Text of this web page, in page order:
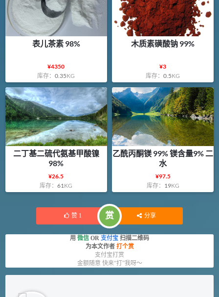
表儿茶素 98%
¥4350
库存：0.35KG
木质素磺酸钠 99%
¥3
库存：0.5KG
二丁基二硫代氨基甲酸镍
98%
¥26.5
库存：61KG
乙酰丙酮镁 99% 镁含量9% 二
水
¥97.5
库存： 19KG
赞 1 赏 分享
用 微信 OR 支付宝 扫描二维码
为本文作者 打个赏
支付宝打赏
金额随意 快来“打”我呀～